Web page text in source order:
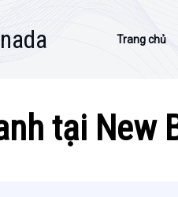
Trang chủ
tại New